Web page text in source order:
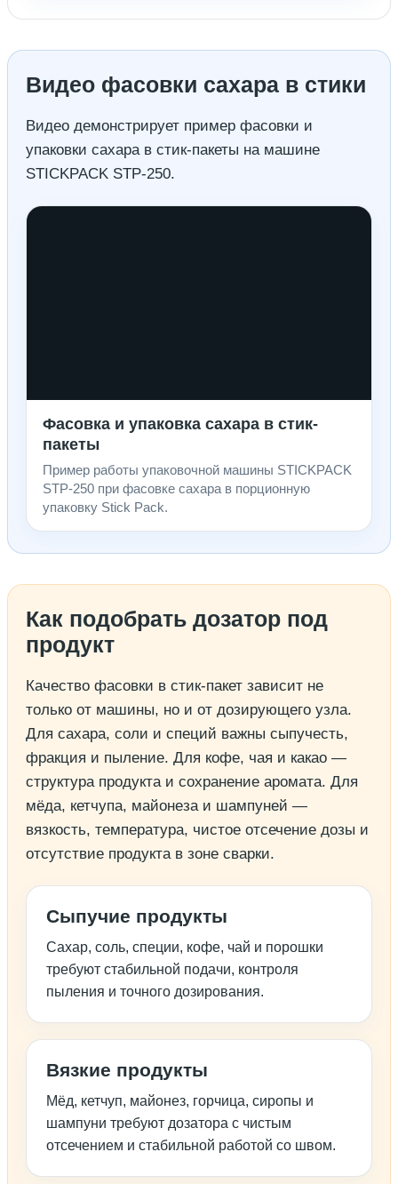
Видео фасовки сахара в стики
Видео демонстрирует пример фасовки и
упаковки сахара в стик-пакеты на машине
STICKPACK STP-250.
Фасовка и упаковка сахара в стик-
пакеты
Пример работы упаковочной машины STICKPACK
STP-250 при фасовке сахара в порционную
упаковку Stick Pack.
Как подобрать дозатор под
продукт
Качество фасовки в стик-пакет зависит не
только от машины, но и от дозирующего узла.
Для сахара, соли и специй важны сыпучесть,
фракция и пыление. Для кофе, чая и какао —
структура продукта и сохранение аромата. Для
мёда, кетчупа, майонеза и шампуней —
вязкость, температура, чистое отсечение дозы и
отсутствие продукта в зоне сварки.
Сыпучие продукты
Сахар, соль, специи, кофе, чай и порошки
требуют стабильной подачи, контроля
пыления и точного дозирования.
Вязкие продукты
Мёд, кетчуп, майонез, горчица, сиропы и
шампуни требуют дозатора с чистым
отсечением и стабильной работой со швом.